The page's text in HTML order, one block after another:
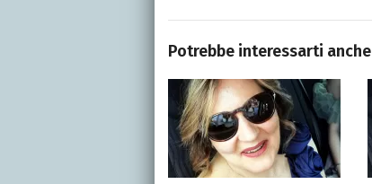
Potrebbe interessarti anche